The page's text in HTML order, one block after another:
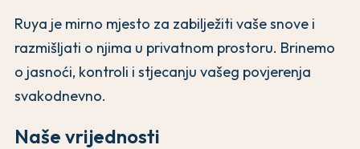
Ruya je mirno mjesto za zabilježiti vaše snove i
razmišljati o njima u privatnom prostoru. Brinemo
o jasnoći, kontroli i stjecanju vašeg povjerenja
svakodnevno.
Naše vrijednosti